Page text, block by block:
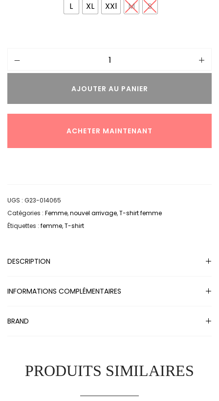
L XL XXl M S
AJOUTER AU PANIER
ACHETER MAINTENANT
UGS : G23-014065
Catégories : Femme,nouvel arrivage,T-shirt femme
Étiquettes : femme,T-shirt
DESCRIPTION
INFORMATIONS COMPLÉMENTAIRES
BRAND
PRODUITS SIMILAIRES